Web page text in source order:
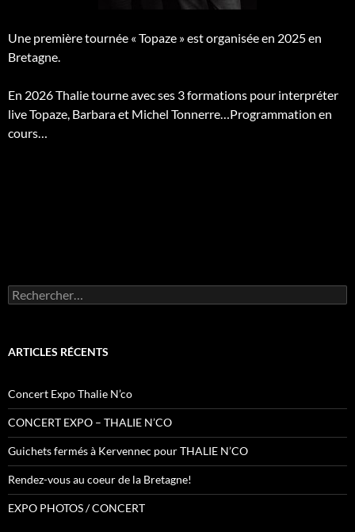
Une première tournée « Topaze » est organisée en 2025 en
Bretagne.
En 2026 Thalie tourne avec ses 3 formations pour interpréter
live Topaze, Barbara et Michel Tonnerre…Programmation en
cours…
Rechercher :
ARTICLES RÉCENTS
Concert Expo Thalie N’co
CONCERT EXPO – THALIE N’CO
Guichets fermés à Kervennec pour THALIE N’CO
Rendez-vous au coeur de la Bretagne!
EXPO PHOTOS / CONCERT